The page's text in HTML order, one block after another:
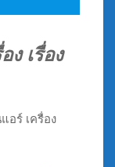
ง เรื่อง
อร์ เครื่อง